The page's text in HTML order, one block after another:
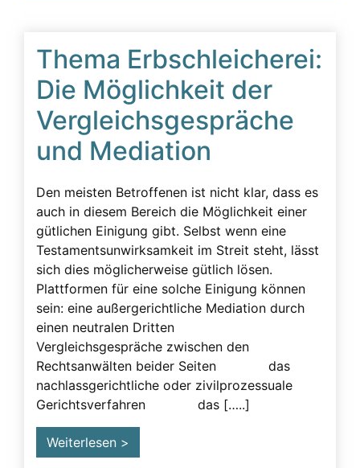
Thema Erbschleicherei:
Die Möglichkeit der
Vergleichsgespräche
und Mediation
Den meisten Betroffenen ist nicht klar, dass es
auch in diesem Bereich die Möglichkeit einer
gütlichen Einigung gibt. Selbst wenn eine
Testamentsunwirksamkeit im Streit steht, lässt
sich dies möglicherweise gütlich lösen.
Plattformen für eine solche Einigung können
sein: eine außergerichtliche Mediation durch
einen neutralen Dritten
Vergleichsgespräche zwischen den
Rechtsanwälten beider Seiten das
nachlassgerichtliche oder zivilprozessuale
Gerichtsverfahren das […..]
Weiterlesen >
Äußerer Tatbestand: Diffamierung von
Familienmitgliedern
Beeinflussung
Beeinflussung – unzulässig
Beeinflussung – Unzulässige – Alarmsignale
Besuchsverbot
Betreuung
Demenz
Detektiv
Erblasser
Erbscheicherei aus dem sozialen Bereich des
Erblassers
Erbschleicher
Erbschleicher Alarmsignale
Erbschleicherei